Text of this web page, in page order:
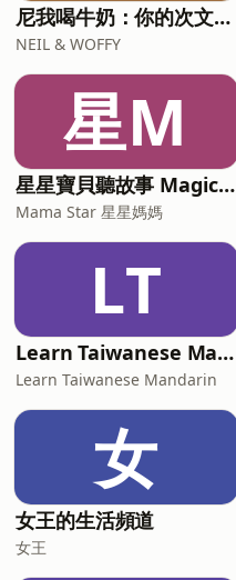
尼我喝牛奶：你的次文化指南
NEIL & WOFFY
星M
星星寶貝聽故事 Magic Chinese Stories for Kids
Mama Star 星星媽媽
LT
Learn Taiwanese Mandarin
Learn Taiwanese Mandarin
女
女王的生活頻道
女王